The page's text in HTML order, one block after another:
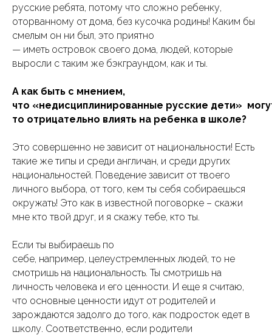
русские ребята, потому что сложно ребенку,
оторванному от дома, без кусочка родины! Каким бы
смелым он ни был, это приятно
— иметь островок своего дома, людей, которые
выросли с таким же бэкграундом, как и ты.
А как быть с мнением,
что «недисциплинированные русские дети»
то отрицательно влиять на ребенка в школе?
Это совершенно не зависит от национальности! Есть
такие же типы и среди англичан, и среди других
национальностей. Поведение зависит от твоего
личного выбора, от того, кем ты себя собираешься
окружать! Это как в известной поговорке – скажи
мне кто твой друг, и я скажу тебе, кто ты.
Если ты выбираешь по
себе, например, целеустремленных людей, то не
смотришь на национальность. Ты смотришь на
личность человека и его ценности. И еще я считаю,
что основные ценности идут от родителей и
зарождаются задолго до того, как подросток едет в
школу. Соответственно, если родители